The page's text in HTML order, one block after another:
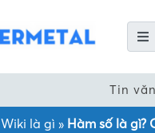
Tin
Wiki là gì » Hàm số là gì?